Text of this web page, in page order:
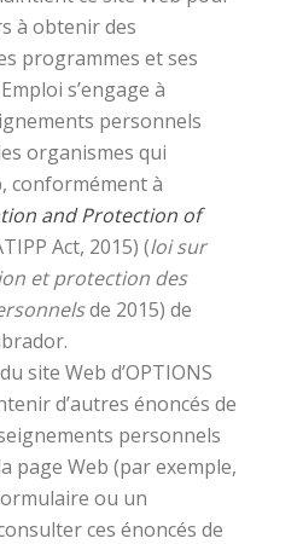
à obtenir des
programmes et ses
s’engage à
personnels
organismes qui
conformément à
and Protection of
Act, 2015) (loi sur
et protection des
de 2015) de
site Web d’OPTIONS
d’autres énoncés de
personnels
page Web (par exemple,
ou un
ces énoncés de